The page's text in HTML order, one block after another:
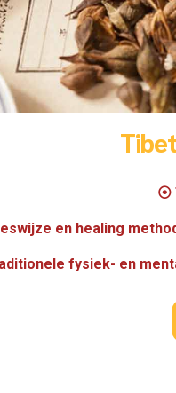
⦿
en healing
fysiek- en